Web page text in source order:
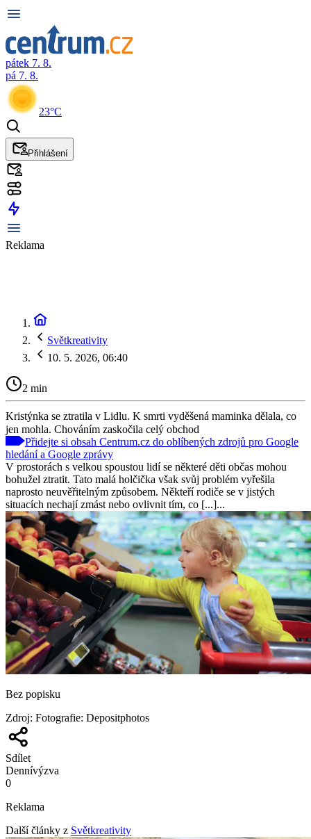
pátek 7. 8.
pá 7. 8.
23°C
Přihlášení
Reklama
Světkreativity
10. 5. 2026, 06:40
2 min
Kristýnka se ztratila v Lidlu. K smrti vyděšená maminka dělala, co
jen mohla. Chováním zaskočila celý obchod
Přidejte si obsah Centrum.cz do oblíbených zdrojů pro Google
hledání a Google zprávy
V prostorách s velkou spoustou lidí se některé děti občas mohou
bohužel ztratit. Tato malá holčička však svůj problém vyřešila
naprosto neuvěřitelným způsobem. Někteří rodiče se v jistých
situacích nechají zmást nebo ovlivnit tím, co [...]...
Bez popisku
Zdroj: Fotografie: Depositphotos
Sdílet
Dennívýzva
0
Reklama
Další články z Světkreativity